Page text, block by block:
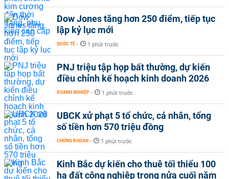
Dow Jones tăng hơn 250 điểm, tiếp tục
lập kỷ lục mới
QUỐC TẾ - 1 phút trước
PNJ triệu tập họp bất thường, dự kiến
điều chỉnh kế hoạch kinh doanh 2026
DOANH NGHIỆP - 1 phút trước
UBCK xử phạt 5 tổ chức, cá nhân, tổng
số tiền hơn 570 triệu đồng
CHỨNG KHOÁN - 1 phút trước
Kinh Bắc dự kiến cho thuê tối thiểu 100
ha đất công nghiệp trong nửa cuối năm